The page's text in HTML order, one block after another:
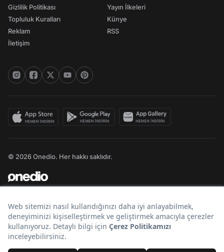
Gizlilik Politikası
Topluluk Kuralları
Reklam
İletişim
Yayın İlkeleri
Künye
RSS
© 2026 Onedio. Her hakkı saklıdır.
Bir markasıdır.